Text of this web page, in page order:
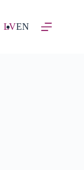
LVEN